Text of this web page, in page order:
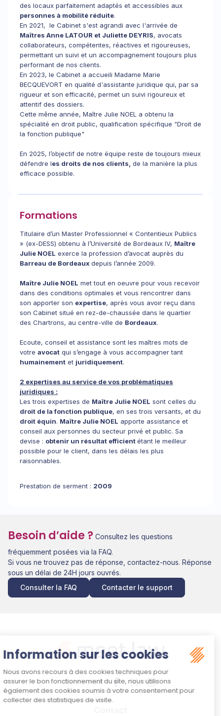
des locaux parfaitement adaptés et accessibles aux
personnes à mobilité réduite.
En 2021, le Cabinet s'est agrandi avec l'arrivée de
Maîtres Anne LATOUR et Juliette DEYRIS, avocats
collaborateurs, compétentes, réactives et rigoureuses,
permettant un suivi et un accompagnement toujours plus
performant de nos clients.
En 2023, le Cabinet a accueili Madame Marie
BECQUEVORT en qualité d'assistante juridique qui, par sa
rigueur et son efficacité, permet un suivi rigoureux et
attentif des dossiers.
Cette même année, Maître Julie NOEL a obtenu la
spécialité en droit public, qualification spécifique "Droit de
la fonction publique"
En 2025, l’objectif de notre équipe reste de toujours mieux
défendre les droits de nos clients, de la manière la plus
efficace possible.
Formations
Titulaire d’un Master Professionnel « Contentieux Publics
» (ex-DESS) obtenu à l’Université de Bordeaux IV, Maître
Julie NOEL exerce la profession d’avocat auprès du
Barreau de Bordeaux depuis l’année 2009.
Maître Julie NOEL met tout en oeuvre pour vous recevoir
dans des conditions optimales et vous rencontrer dans
son apporter son expertise, après vous avoir reçu dans
son Cabinet situé en rez-de-chaussée dans le quartier
des Chartrons, au centre-ville de Bordeaux.
Ecoute, conseil et assistance sont les maîtres mots de
votre avocat qui s’engage à vous accompagner tant
humainement et juridiquement.
2 expertises au service de vos problématiques
juridiques :
Les trois expertises de Maître Julie NOEL sont celles du
droit de la fonction publique, en ses trois versants, et du
droit équin. Maître Julie NOEL apporte assistance et
conseil aux personnes du secteur privé et public. Sa
devise : obtenir un résultat efficientétant le meilleur
possible pour le client, dans les délais les plus
raisonnables.
Prestation de serment : 2009
Besoin d’aide ? Consultez les questions
fréquemment posées via la FAQ.
Si vous ne trouvez pas de réponse, contactez-nous. Réponse
sous un délai de 24H jours ouvrés.
Consulter la FAQ
Contacter le support
Suivez-nous :